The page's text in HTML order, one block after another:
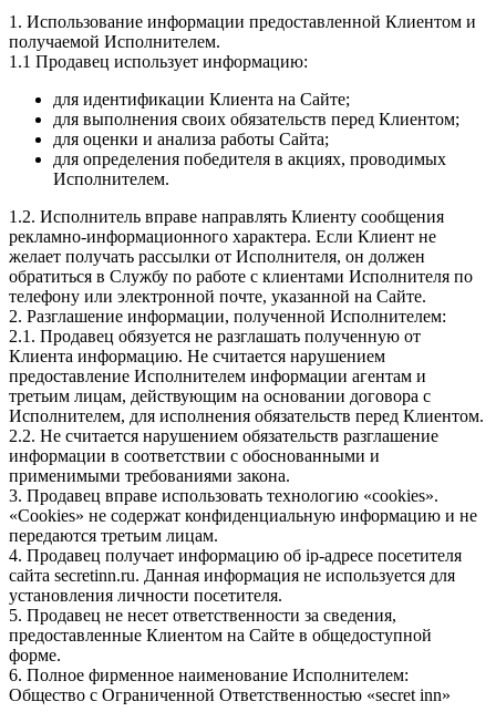
1. Использование информации предоставленной Клиентом и
получаемой Исполнителем.
1.1 Продавец использует информацию:
для идентификации Клиента на Сайте;
для выполнения своих обязательств перед Клиентом;
для оценки и анализа работы Сайта;
для определения победителя в акциях, проводимых
Исполнителем.
1.2. Исполнитель вправе направлять Клиенту сообщения
рекламно-информационного характера. Если Клиент не
желает получать рассылки от Исполнителя, он должен
обратиться в Службу по работе с клиентами Исполнителя по
телефону или электронной почте, указанной на Сайте.
2. Разглашение информации, полученной Исполнителем:
2.1. Продавец обязуется не разглашать полученную от
Клиента информацию. Не считается нарушением
предоставление Исполнителем информации агентам и
третьим лицам, действующим на основании договора с
Исполнителем, для исполнения обязательств перед Клиентом.
2.2. Не считается нарушением обязательств разглашение
информации в соответствии с обоснованными и
применимыми требованиями закона.
3. Продавец вправе использовать технологию «cookies».
«Cookies» не содержат конфиденциальную информацию и не
передаются третьим лицам.
4. Продавец получает информацию об ip-адресе посетителя
сайта secretinn.ru. Данная информация не используется для
установления личности посетителя.
5. Продавец не несет ответственности за сведения,
предоставленные Клиентом на Сайте в общедоступной
форме.
6. Полное фирменное наименование Исполнителем:
Общество с Ограниченной Ответственностью «secret inn»